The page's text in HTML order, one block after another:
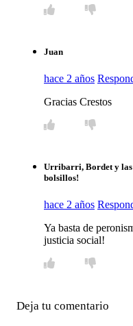
Juan
hace 2 años
Gracias Crestos
Urribarri, Bordet y las
bolsillos!
hace 2 años
Ya basta de
justicia social!
Deja tu comentario